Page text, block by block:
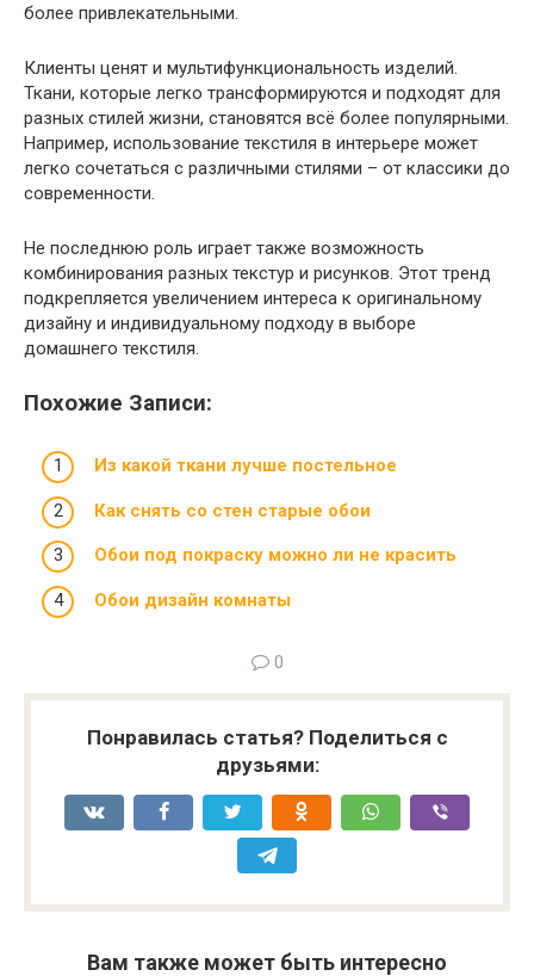
более привлекательными.
Клиенты ценят и мультифункциональность изделий.
Ткани, которые легко трансформируются и подходят для
разных стилей жизни, становятся всё более популярными.
Например, использование текстиля в интерьере может
легко сочетаться с различными стилями – от классики до
современности.
Не последнюю роль играет также возможность
комбинирования разных текстур и рисунков. Этот тренд
подкрепляется увеличением интереса к оригинальному
дизайну и индивидуальному подходу в выборе
домашнего текстиля.
Похожие Записи:
Из какой ткани лучше постельное
Как снять со стен старые обои
Обои под покраску можно ли не красить
Обои дизайн комнаты
0
Понравилась статья? Поделиться с
друзьями:
Вам также может быть интересно